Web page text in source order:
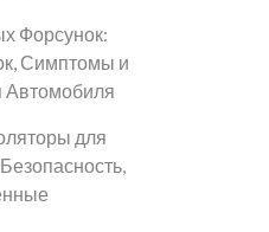
Форсунок:
Симптомы и
Автомобиля
для